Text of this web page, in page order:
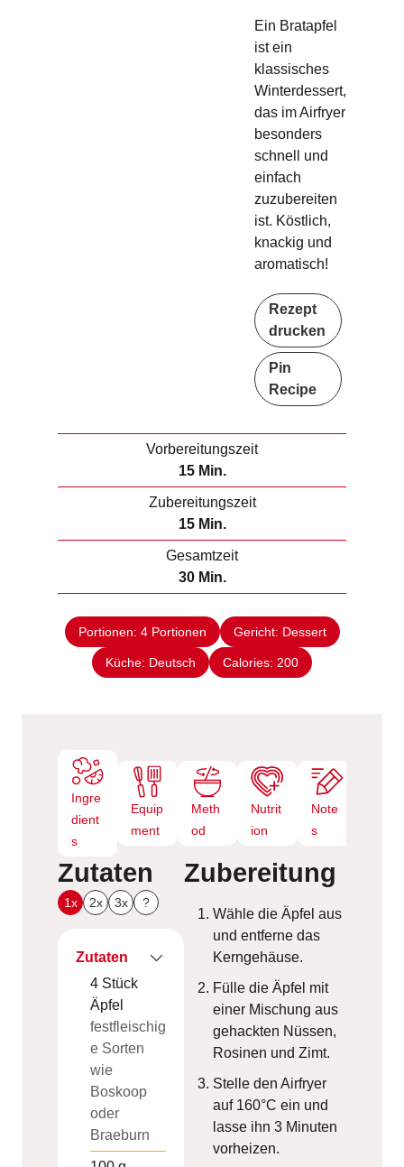
Ein Bratapfel
ist ein
klassisches
Winterdessert,
das im Airfryer
besonders
schnell und
einfach
zuzubereiten
ist. Köstlich,
knackig und
aromatisch!
Rezept
drucken
Pin
Recipe
Vorbereitungszeit
15M
i
t
e
Min.
Zubereitungszeit
15M
i
e
n
Min.
Gesamtzeit
30M
i
n
u
t
Min.
Portionen: 4 Portionen Gericht: Dessert
Küche: Deutsch Calories: 200
Ingre
dient
s
Equip
ment
Meth
od
Nutrit
ion
Note
s
Zutaten
1x 2x 3x ?
Zutaten
4 Stück
Äpfel
festfleischig
e Sorten
wie
Boskoop
oder
Braeburn
Zubereitung
Wähle die Äpfel aus
und entferne das
Kerngehäuse.
Fülle die Äpfel mit
einer Mischung aus
gehackten Nüssen,
Rosinen und Zimt.
Stelle den Airfryer
auf 160°C ein und
lasse ihn 3 Minuten
vorheizen.